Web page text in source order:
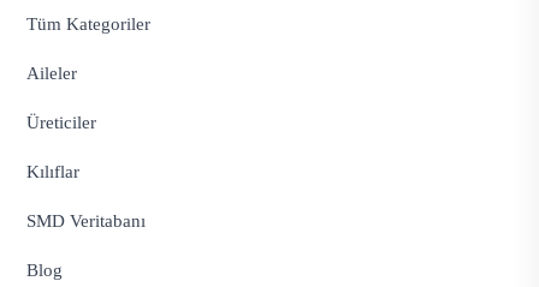
Tüm Kategoriler
Aileler
Üreticiler
Kılıflar
SMD Veritabanı
Blog